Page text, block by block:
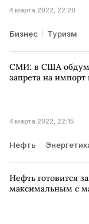
4 марта 2022, 22:20
Бизнес Туризм
СМИ: в США
запрета на
4 марта 2022, 22:15
Нефть
Нефть готовится
максимальным с